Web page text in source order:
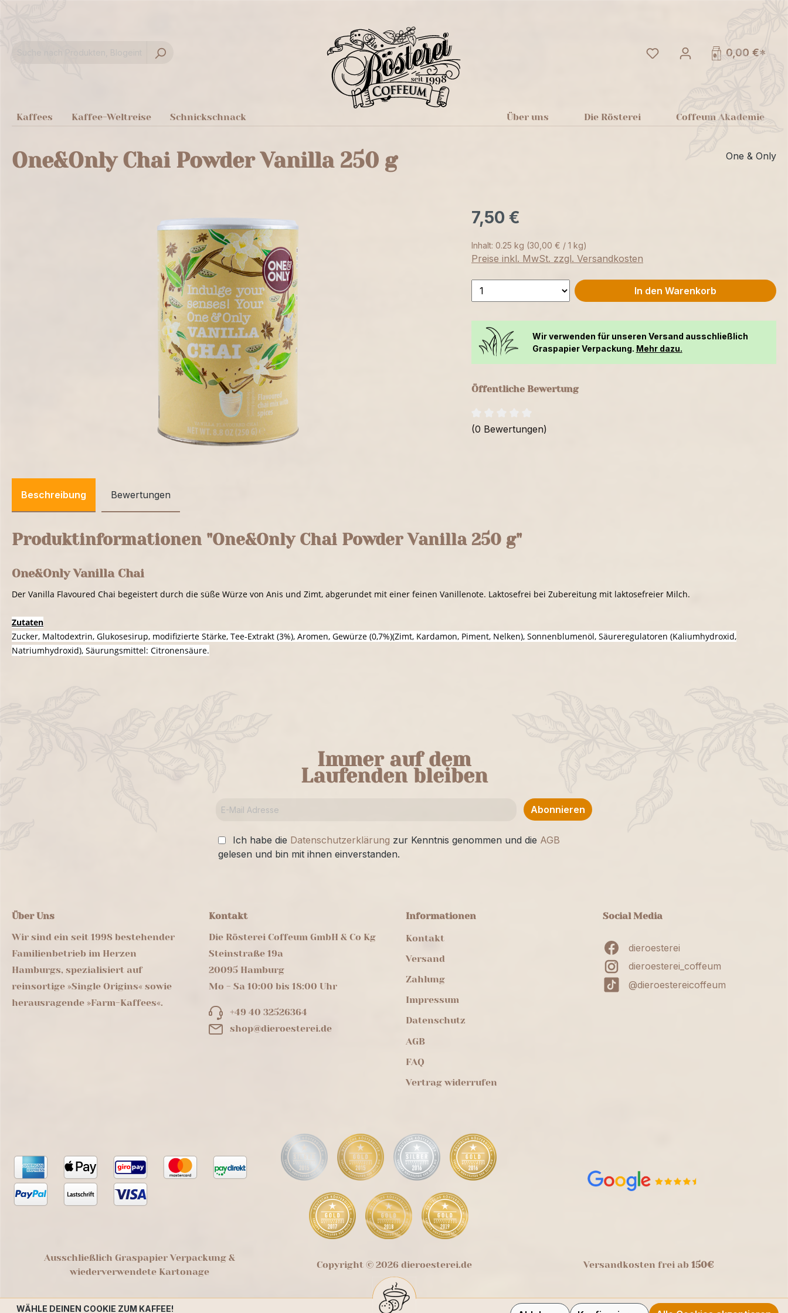
Du hast 0 Produkte auf
0,00 €*
Kaffees Kaffee-Weltreise Schnickschnack Über uns Die Rösterei Coffeum Akademie
One&Only Chai Powder Vanilla 250 g One & Only
7,50 €
Inhalt: 0.25 kg (30,00 € / 1 kg)
Preise inkl. MwSt. zzgl. Versandkosten
In den Warenkorb
Wir verwenden für unseren Versand ausschließlich
Graspapier Verpackung. Mehr dazu.
Öffentliche Bewertung
(0 Bewertungen)
Beschreibung Bewertungen
Produktinformationen "One&Only Chai Powder Vanilla 250 g"
One&Only Vanilla Chai
Der Vanilla Flavoured Chai begeistert durch die süße Würze von Anis und Zimt, abgerundet mit einer feinen Vanillenote. Laktosefrei bei Zubereitung mit laktosefreier Milch.
Zutaten
Zucker, Maltodextrin, Glukosesirup, modifizierte Stärke, Tee-Extrakt (3%), Aromen, Gewürze (0,7%)(Zimt, Kardamon, Piment, Nelken), Sonnenblumenöl, Säureregulatoren (Kaliumhydroxid,
Natriumhydroxid), Säurungsmittel: Citronensäure.
Immer auf dem
Laufenden bleiben
Abonnieren
Ich habe die Datenschutzerklärung zur Kenntnis genommen und die AGB
gelesen und bin mit ihnen einverstanden.
Über Uns
Wir sind ein seit 1998 bestehender
Familienbetrieb im Herzen
Hamburgs, spezialisiert auf
reinsortige »Single Origins« sowie
herausragende »Farm-Kaffees«.
Kontakt
Die Rösterei Coffeum GmbH & Co Kg
Steinstraße 19a
20095 Hamburg
Mo - Sa 10:00 bis 18:00 Uhr
+49 40 32526364
shop@dieroesterei.de
Informationen
Kontakt
Versand
Zahlung
Impressum
Datenschutz
AGB
FAQ
Vertrag widerrufen
Social Media
dieroesterei
dieroesterei_coffeum
@dieroestereicoffeum
Ausschließlich Graspapier Verpackung &
wiederverwendete Kartonage
Copyright © 2026 dieroesterei.de Versandkosten frei ab150€
WÄHLE DEINEN COOKIE ZUM KAFFEE!